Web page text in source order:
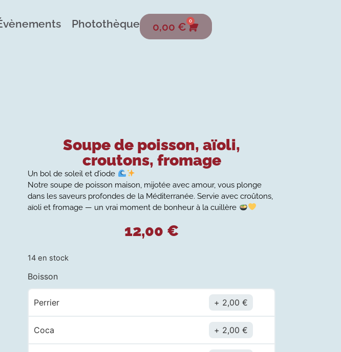
Photothèque 0,00 € 0
Soupe de poisson, aïoli,
croutons, fromage
Un bol de soleil et d’iode
Notre soupe de poisson maison, mijotée avec amour, vous plonge
dans les saveurs profondes de la Méditerranée. Servie avec croûtons,
aïoli et fromage — un vrai moment de bonheur à la cuillère
12,00 €
14 en stock
Boisson
Perrier 2,00€
Coca 2,00€